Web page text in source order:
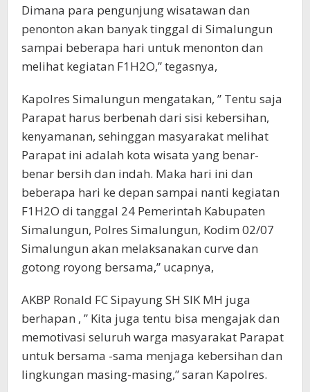
Dimana para pengunjung wisatawan dan
penonton akan banyak tinggal di Simalungun
sampai beberapa hari untuk menonton dan
melihat kegiatan F1H2O,” tegasnya,
Kapolres Simalungun mengatakan, ” Tentu saja
Parapat harus berbenah dari sisi kebersihan,
kenyamanan, sehinggan masyarakat melihat
Parapat ini adalah kota wisata yang benar-
benar bersih dan indah. Maka hari ini dan
beberapa hari ke depan sampai nanti kegiatan
F1H2O di tanggal 24 Pemerintah Kabupaten
Simalungun, Polres Simalungun, Kodim 02/07
Simalungun akan melaksanakan curve dan
gotong royong bersama,” ucapnya,
AKBP Ronald FC Sipayung SH SIK MH juga
berhapan , ” Kita juga tentu bisa mengajak dan
memotivasi seluruh warga masyarakat Parapat
untuk bersama -sama menjaga kebersihan dan
lingkungan masing-masing,” saran Kapolres.